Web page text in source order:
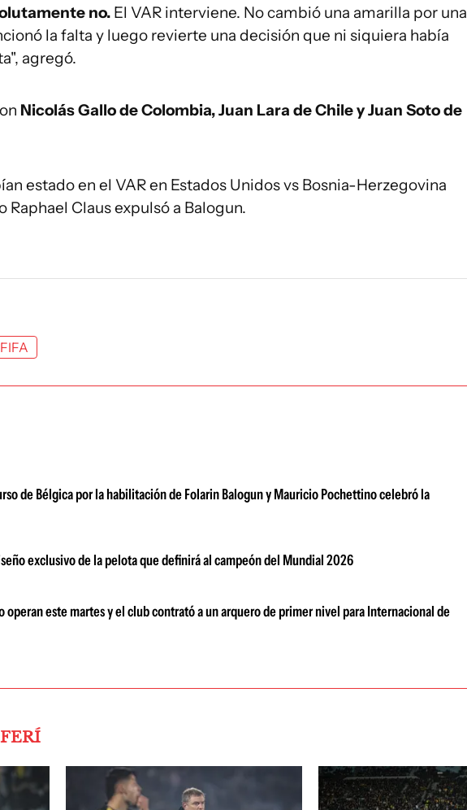
no. El VAR interviene. No cambió una amarilla por una
la falta y luego revierte una decisión que ni siquiera había
agregó.
Nicolás Gallo de Colombia, Juan Lara de Chile y Juan Soto de
estado en el VAR en Estados Unidos vs Bosnia-Herzegovina
Raphael Claus expulsó a Balogun.
FIFA
de Bélgica por la habilitación de Folarin Balogun y Mauricio Pochettino celebró la
exclusivo de la pelota que definirá al campeón del Mundial 2026
operan este martes y el club contrató a un arquero de primer nivel para Internacional de